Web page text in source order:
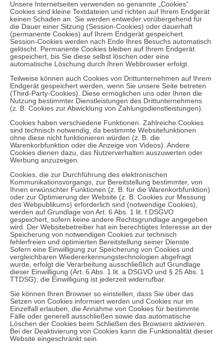
Unsere Internetseiten verwenden so genannte „Cookies“.
Cookies sind kleine Textdateien und richten auf Ihrem Endgerät
keinen Schaden an. Sie werden entweder vorübergehend für
die Dauer einer Sitzung (Session-Cookies) oder dauerhaft
(permanente Cookies) auf Ihrem Endgerät gespeichert.
Session-Cookies werden nach Ende Ihres Besuchs automatisch
gelöscht. Permanente Cookies bleiben auf Ihrem Endgerät
gespeichert, bis Sie diese selbst löschen oder eine
automatische Löschung durch Ihren Webbrowser erfolgt.
Teilweise können auch Cookies von Drittunternehmen auf Ihrem
Endgerät gespeichert werden, wenn Sie unsere Seite betreten
(Third-Party-Cookies). Diese ermöglichen uns oder Ihnen die
Nutzung bestimmter Dienstleistungen des Drittunternehmens
(z. B. Cookies zur Abwicklung von Zahlungsdienstleistungen).
Cookies haben verschiedene Funktionen. Zahlreiche Cookies
sind technisch notwendig, da bestimmte Websitefunktionen
ohne diese nicht funktionieren würden (z. B. die
Warenkorbfunktion oder die Anzeige von Videos). Andere
Cookies dienen dazu, das Nutzerverhalten auszuwerten oder
Werbung anzuzeigen.
Cookies, die zur Durchführung des elektronischen
Kommunikationsvorgangs, zur Bereitstellung bestimmter, von
Ihnen erwünschter Funktionen (z. B. für die Warenkorbfunktion)
oder zur Optimierung der Website (z. B. Cookies zur Messung
des Webpublikums) erforderlich sind (notwendige Cookies),
werden auf Grundlage von Art. 6 Abs. 1 lit. f DSGVO
gespeichert, sofern keine andere Rechtsgrundlage angegeben
wird. Der Websitebetreiber hat ein berechtigtes Interesse an der
Speicherung von notwendigen Cookies zur technisch
fehlerfreien und optimierten Bereitstellung seiner Dienste.
Sofern eine Einwilligung zur Speicherung von Cookies und
vergleichbaren Wiedererkennungstechnologien abgefragt
wurde, erfolgt die Verarbeitung ausschließlich auf Grundlage
dieser Einwilligung (Art. 6 Abs. 1 lit. a DSGVO und § 25 Abs. 1
TTDSG); die Einwilligung ist jederzeit widerrufbar.
Sie können Ihren Browser so einstellen, dass Sie über das
Setzen von Cookies informiert werden und Cookies nur im
Einzelfall erlauben, die Annahme von Cookies für bestimmte
Fälle oder generell ausschließen sowie das automatische
Löschen der Cookies beim Schließen des Browsers aktivieren.
Bei der Deaktivierung von Cookies kann die Funktionalität dieser
Website eingeschränkt sein.